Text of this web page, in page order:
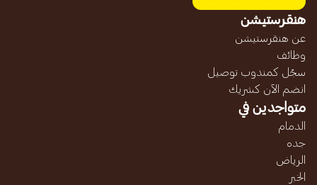
هنقرستيشن
عن هنقرستيشن
وظائف
سجّل كمندوب توصيل
انضم الآن كشريك
متواجدين في
الدمام
جده
الرياض
الخبر